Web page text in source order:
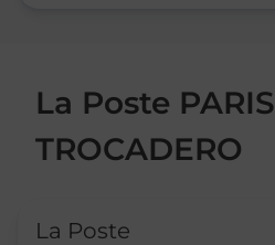
La Poste PARIS
TROCADERO
La Poste